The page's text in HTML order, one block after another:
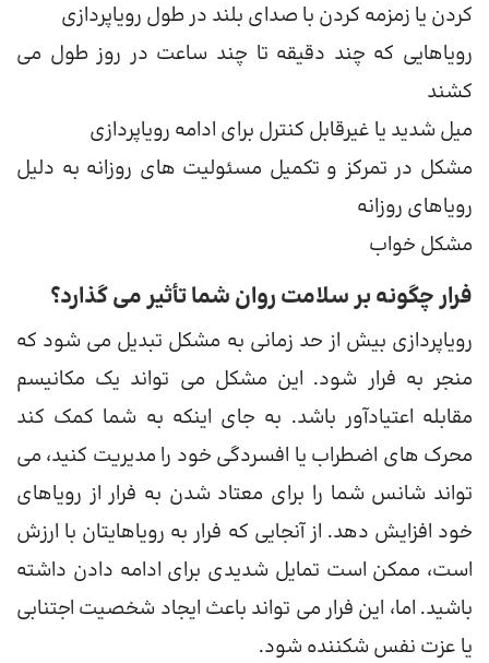
کردن یا زمزمه کردن با صدای بلند در طول رویاپردازی
رویاهایی که چند دقیقه تا چند ساعت در روز طول می
کشند
میل شدید یا غیرقابل کنترل برای ادامه رویاپردازی
مشکل در تمرکز و تکمیل مسئولیت های روزانه به دلیل
رویاهای روزانه
مشکل خواب
فرار چگونه بر سلامت روان شما تأثیر می گذارد؟
رویاپردازی بیش از حد زمانی به مشکل تبدیل می شود که
منجر به فرار شود. این مشکل می تواند یک مکانیسم
مقابله اعتیادآور باشد. به جای اینکه به شما کمک کند
محرک های اضطراب یا افسردگی خود را مدیریت کنید، می
تواند شانس شما را برای معتاد شدن به فرار از رویاهای
خود افزایش دهد. ‌از آنجایی که فرار به رویاهایتان با ارزش
است، ممکن است تمایل شدیدی برای ادامه دادن داشته
باشید. اما، این فرار می تواند باعث ایجاد شخصیت اجتنابی
یا عزت نفس شکننده شود.